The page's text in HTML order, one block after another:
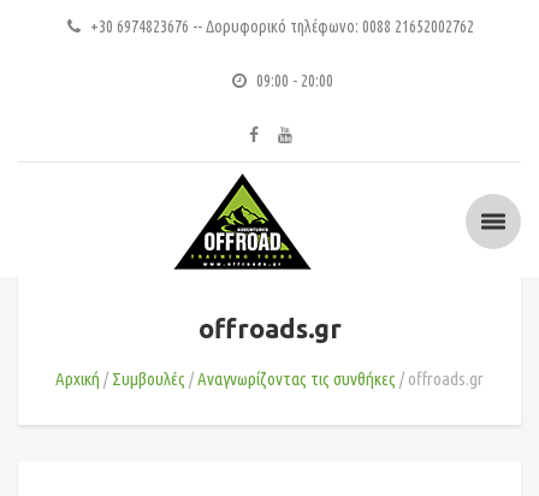
+30 6974823676 -- Δορυφορικό τηλέφωνο: 0088 21652002762
09:00 - 20:00
offroads.gr
Αρχική Συμβουλές Αναγνωρίζοντας τις συνθήκες offroads.gr